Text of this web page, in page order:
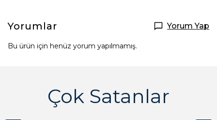
Yorumlar Yorum Yap
Bu ürün için henüz yorum yapılmamış.
Çok Satanlar